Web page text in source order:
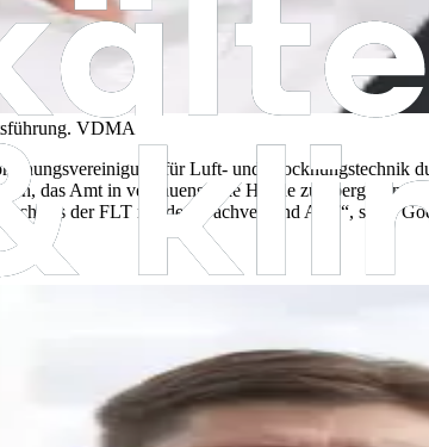
VDMA
für Luft- und Trocknungstechnik
das Amt in vertrauensvolle Hände zu übergeben.
der FLT mit dem Fachverband ALT“, sagte